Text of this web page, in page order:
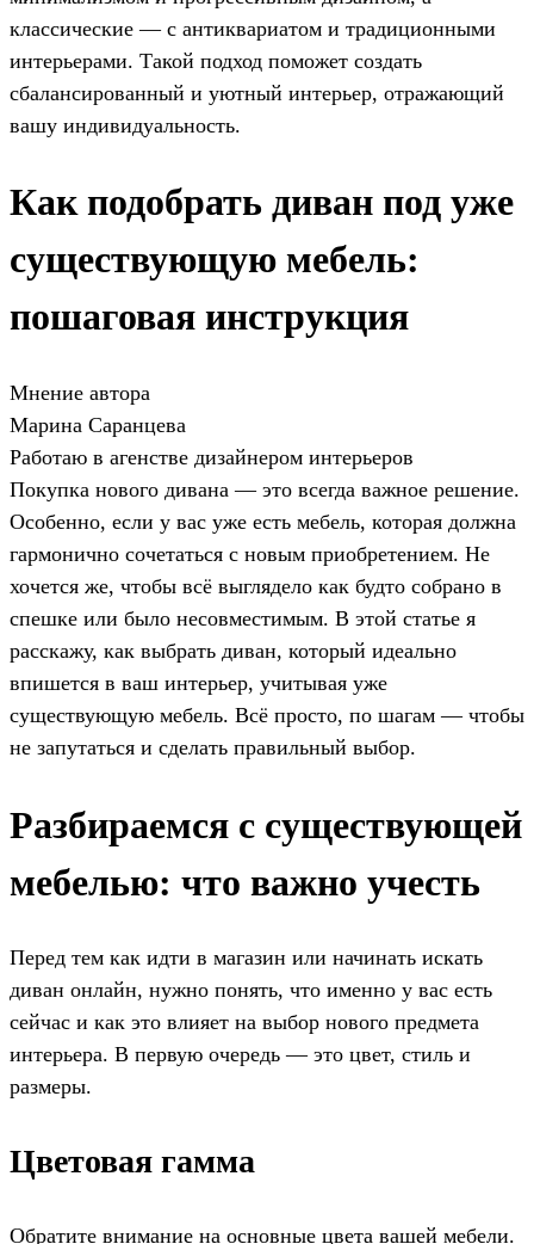
классические — с антиквариатом и традиционными
интерьерами. Такой подход поможет создать
сбалансированный и уютный интерьер, отражающий
вашу индивидуальность.
Как подобрать диван под уже
существующую мебель:
пошаговая инструкция
Мнение автора
Марина Саранцева
Работаю в агенстве дизайнером интерьеров
Покупка нового дивана — это всегда важное решение.
Особенно, если у вас уже есть мебель, которая должна
гармонично сочетаться с новым приобретением. Не
хочется же, чтобы всё выглядело как будто собрано в
спешке или было несовместимым. В этой статье я
расскажу, как выбрать диван, который идеально
впишется в ваш интерьер, учитывая уже
существующую мебель. Всё просто, по шагам — чтобы
не запутаться и сделать правильный выбор.
Разбираемся с существующей
мебелью: что важно учесть
Перед тем как идти в магазин или начинать искать
диван онлайн, нужно понять, что именно у вас есть
сейчас и как это влияет на выбор нового предмета
интерьера. В первую очередь — это цвет, стиль и
размеры.
Цветовая гамма
Обратите внимание на основные цвета вашей мебели.